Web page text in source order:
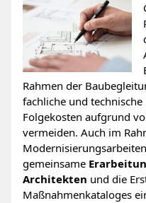
Rahmen der
fachliche und
Folgekosten aufgrund
vermeiden. Auch im
gemeinsame
Architekten und die
Maßnahmenkataloges